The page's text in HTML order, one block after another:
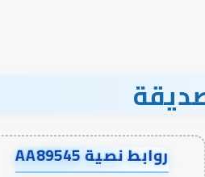
روابط نصية AA89545